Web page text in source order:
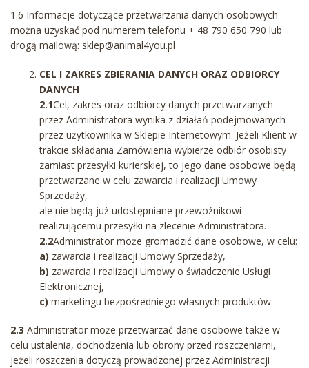
1.6 Informacje dotyczące przetwarzania danych osobowych
można uzyskać pod numerem telefonu + 48 790 650 790 lub
drogą mailową: sklep@animal4you.pl
CEL I ZAKRES ZBIERANIA DANYCH ORAZ ODBIORCY
DANYCH
2.1Cel, zakres oraz odbiorcy danych przetwarzanych
przez Administratora wynika z działań podejmowanych
przez użytkownika w Sklepie Internetowym. Jeżeli Klient w
trakcie składania Zamówienia wybierze odbiór osobisty
zamiast przesyłki kurierskiej, to jego dane osobowe będą
przetwarzane w celu zawarcia i realizacji Umowy
Sprzedaży,
ale nie będą już udostępniane przewoźnikowi
realizującemu przesyłki na zlecenie Administratora.
2.2Administrator może gromadzić dane osobowe, w celu:
a) zawarcia i realizacji Umowy Sprzedaży,
b) zawarcia i realizacji Umowy o świadczenie Usługi
Elektronicznej,
c) marketingu bezpośredniego własnych produktów
2.3 Administrator może przetwarzać dane osobowe także w
celu ustalenia, dochodzenia lub obrony przed roszczeniami,
jeżeli roszczenia dotyczą prowadzonej przez Administracji